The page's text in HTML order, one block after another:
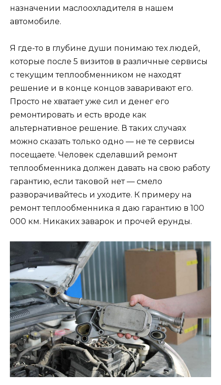
назначении маслоохладителя в нашем
автомобиле.
Я где-то в глубине души понимаю тех людей,
которые после 5 визитов в различные сервисы
с текущим теплообменником не находят
решение и в конце концов заваривают его.
Просто не хватает уже сил и денег его
ремонтировать и есть вроде как
альтернативное решение. В таких случаях
можно сказать только одно — не те сервисы
посещаете. Человек сделавший ремонт
теплообменника должен давать на свою работу
гарантию, если таковой нет — смело
разворачивайтесь и уходите. К примеру на
ремонт теплообменника я даю гарантию в 100
000 км. Никаких заварок и прочей ерунды.